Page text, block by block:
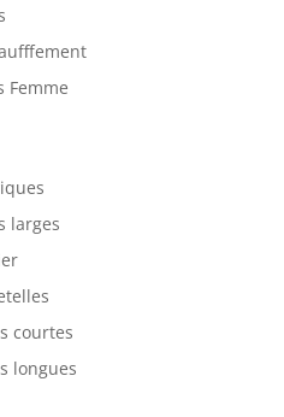
Femme
larges
courtes
longues